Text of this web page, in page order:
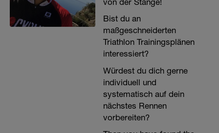
von der Stange!
Bist du an
maßgeschneiderten
Triathlon Trainingsplänen
interessiert?
Würdest du dich gerne
individuell und
systematisch auf dein
nächstes Rennen
vorbereiten?